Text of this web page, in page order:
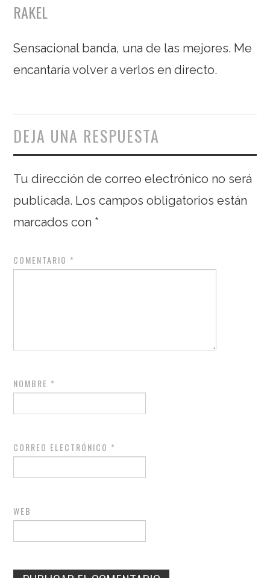
RAKEL
Sensacional banda, una de las mejores. Me
encantaría volver a verlos en directo.
DEJA UNA RESPUESTA
Tu dirección de correo electrónico no será
publicada. Los campos obligatorios están
marcados con *
COMENTARIO *
NOMBRE *
CORREO ELECTRÓNICO *
WEB